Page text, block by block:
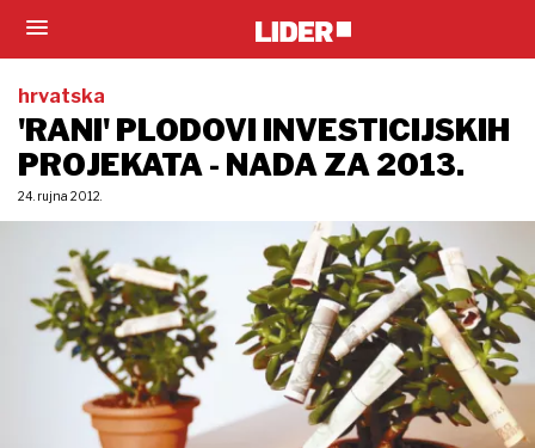
hrvatska
'RANI' PLODOVI INVESTICIJSKIH
PROJEKATA - NADA ZA 2013.
24. rujna 2012.